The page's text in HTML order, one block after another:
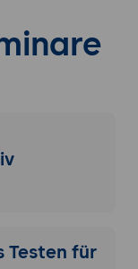
Testen für